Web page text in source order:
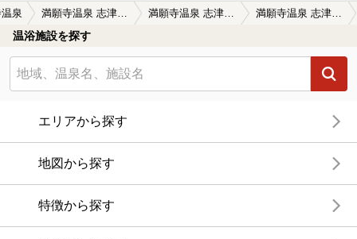
泉 満願寺温泉 志津の宿(旧 瑞雲荘) 満願寺温泉 志津の宿(旧 瑞雲荘)の口コミ一覧 満願寺温泉 志津の宿(旧 瑞雲荘)の口コミ 大変でした
温浴施設を探す
エリアから探す
地図から探す
特徴から探す